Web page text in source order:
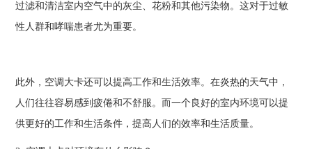
过滤和清洁室内空气中的灰尘、花粉和其他污染物。这对于过敏
性人群和哮喘患者尤为重要。
此外，空调大卡还可以提高工作和生活效率。在炎热的天气中，
人们往往容易感到疲倦和不舒服。而一个良好的室内环境可以提
供更好的工作和生活条件，提高人们的效率和生活质量。